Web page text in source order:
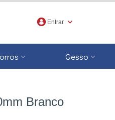
Entrar
Gesso
Branco